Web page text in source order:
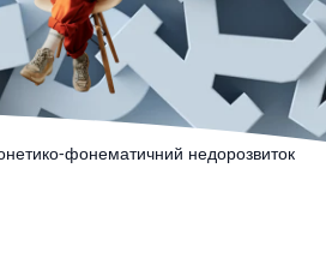
фонематичний недорозвиток